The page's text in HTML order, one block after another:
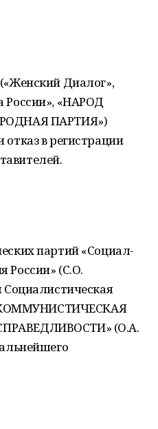
Диалог»,
России», «НАРОД
ПАРТИЯ»)
в регистрации
партий «Социал-
России» (С.О.
Социалистическая
(О.А.